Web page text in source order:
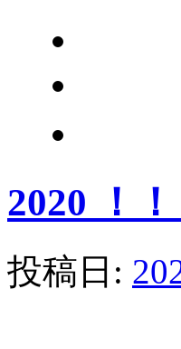
2020 ！！
投稿日: